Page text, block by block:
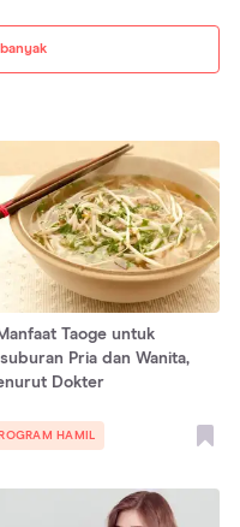
Taoge untuk
Pria dan Wanita,
Dokter
HAMIL